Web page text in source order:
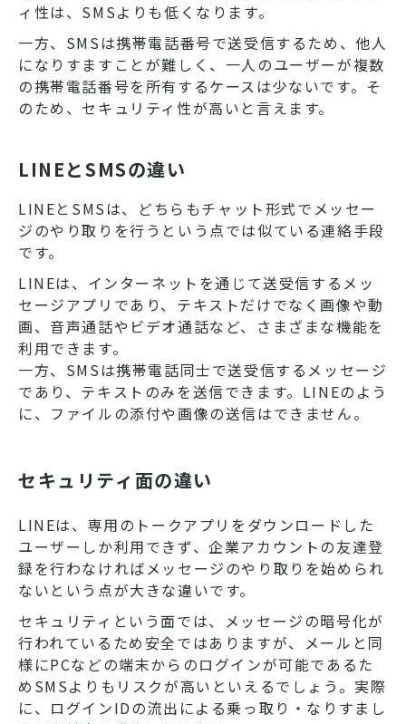
ィ性は、SMSよりも低くなります。
一方、SMSは携帯電話番号で送受信するため、他人
になりすますことが難しく、一人のユーザーが複数
の携帯電話番号を所有するケースは少ないです。そ
のため、セキュリティ性が高いと言えます。
LINEとSMSの違い
LINEとSMSは、どちらもチャット形式でメッセー
ジのやり取りを行うという点では似ている連絡手段
です。
LINEは、インターネットを通じて送受信するメッ
セージアプリであり、テキストだけでなく画像や動
画、音声通話やビデオ通話など、さまざまな機能を
利用できます。
一方、SMSは携帯電話同士で送受信するメッセージ
であり、テキストのみを送信できます。LINEのよう
に、ファイルの添付や画像の送信はできません。
セキュリティ面の違い
LINEは、専用のトークアプリをダウンロードした
ユーザーしか利用できず、企業アカウントの友達登
録を行わなければメッセージのやり取りを始められ
ないという点が大きな違いです。
セキュリティという面では、メッセージの暗号化が
行われているため安全ではありますが、メールと同
様にPCなどの端末からのログインが可能であるた
めSMSよりもリスクが高いといえるでしょう。実際
に、ログインIDの流出による乗っ取り・なりすまし